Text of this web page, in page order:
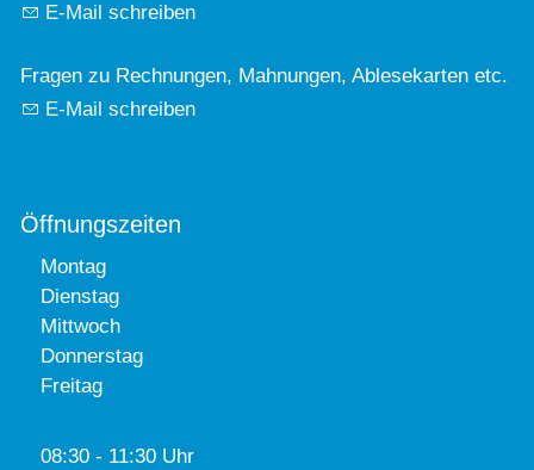
E-Mail schreiben
Fragen zu Rechnungen, Mahnungen, Ablesekarten etc.
E-Mail schreiben
Öffnungszeiten
Montag
Dienstag
Mittwoch
Donnerstag
Freitag
08:30 - 11:30 Uhr